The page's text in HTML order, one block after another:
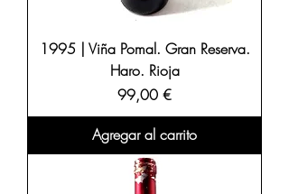
1995 | Viña Pomal. Gran Reserva.
Haro. Rioja
Precio
99,00 €
Agregar al carrito